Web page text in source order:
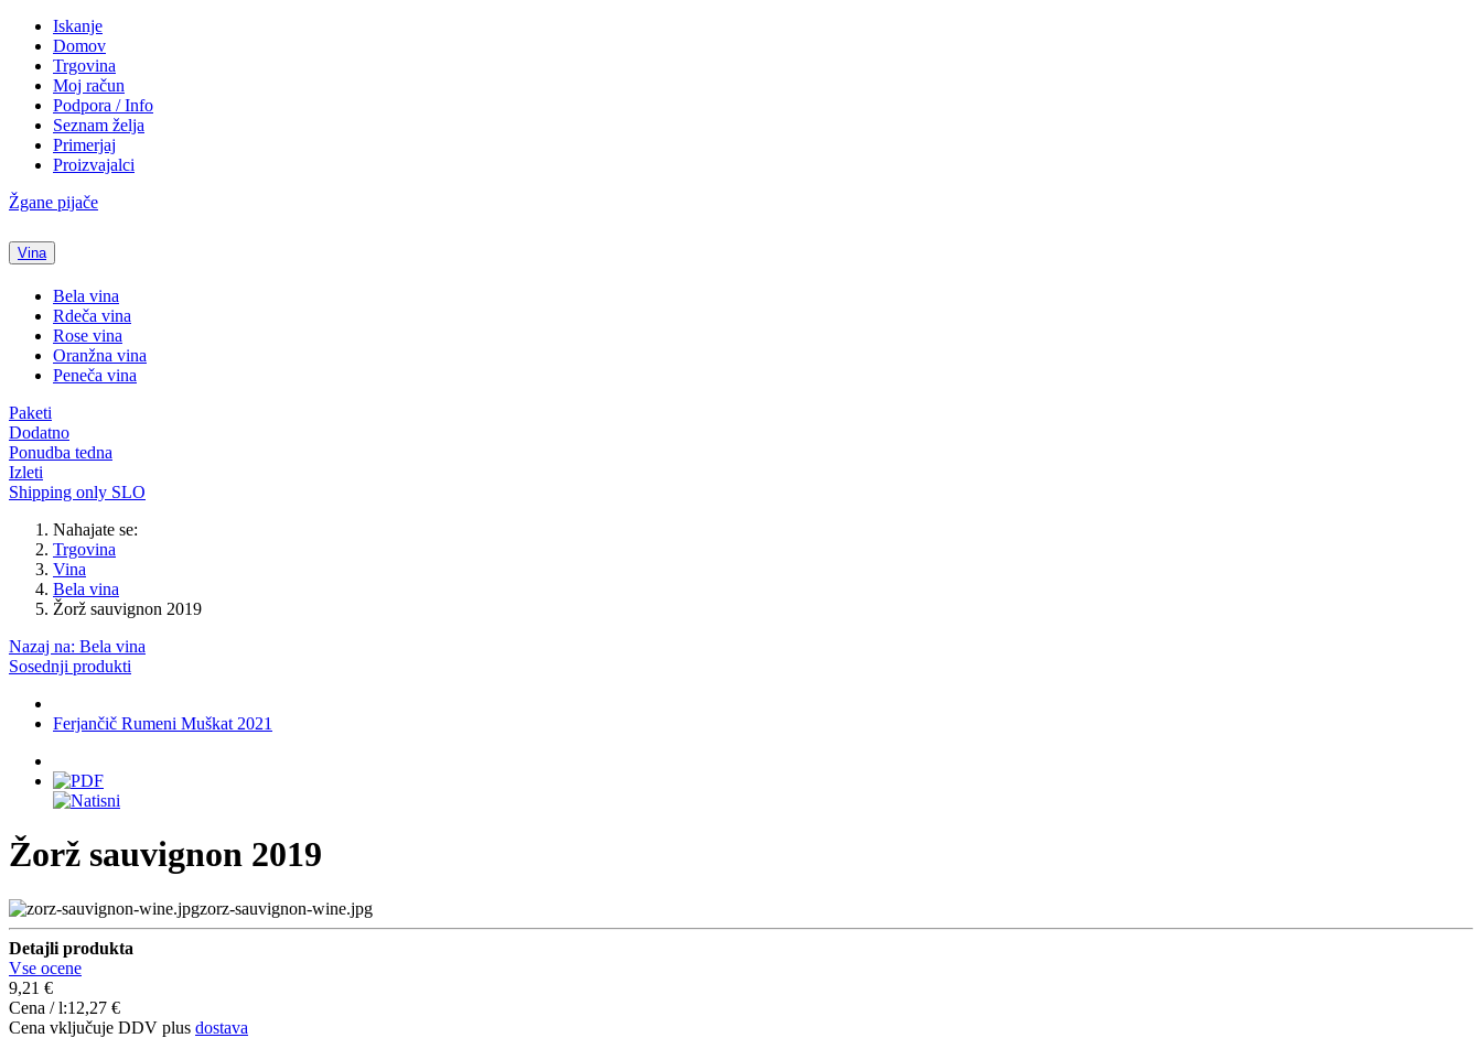
Iskanje
Domov
Trgovina
Moj račun
Podpora / Info
Seznam želja
Primerjaj
Proizvajalci
Žgane pijače
Vina
Bela vina
Rdeča vina
Rose vina
Oranžna vina
Peneča vina
Paketi
Dodatno
Ponudba tedna
Izleti
Shipping only SLO
Nahajate se:
Trgovina
Vina
Bela vina
Žorž sauvignon 2019
Nazaj na: Bela vina
Sosednji produkti
Ferjančič Rumeni Muškat 2021
Žorž sauvignon 2019
zorz-sauvignon-wine.jpg
Detajli produkta
Vse ocene
9,21 €
Cena / l:12,27 €
Cena vključuje DDV plus dostava